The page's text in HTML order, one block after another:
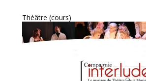
Théâtre (cours)